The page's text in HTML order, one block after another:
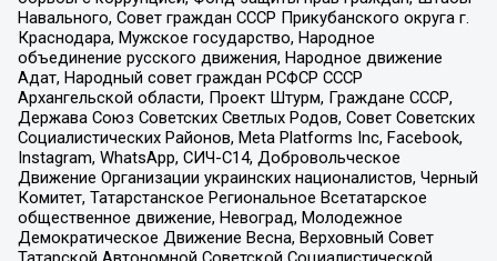
Навального, Совет граждан СССР Прикубанского округа г.
Краснодара, Мужское государство, Народное
объединение русского движения, Народное движение
Адат, Народный совет граждан РСФСР СССР
Архангельской области, Проект Штурм, Граждане СССР,
Держава Союз Советских Светлых Родов, Совет Советских
Социалистических Районов, Meta Platforms Inc, Facebook,
Instagram, WhatsApp, СИЧ-С14, Добровольческое
Движение Организации украинских националистов, Черный
Комитет, Татарстанское Региональное Всетатарское
общественное движение, Невоград, Молодежное
Демократическое Движение Весна, Верховный Совет